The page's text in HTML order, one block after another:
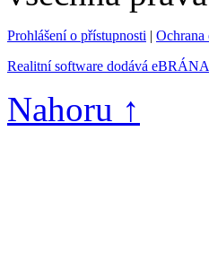
Prohlášení o přístupnosti | Ochrana
Realitní software dodává eBRÁNA
Nahoru ↑